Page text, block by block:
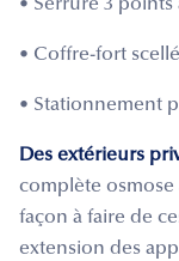
• Serrure 3
• Coffre-fort
• Stationnement
Des extérieurs
complète osmose
façon à faire de
extension des